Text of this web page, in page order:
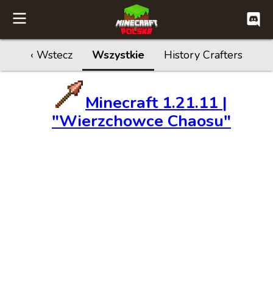
‹ Wstecz Wszystkie History Crafters
Minecraft 1.21.11 |
"Wierzchowce Chaosu"